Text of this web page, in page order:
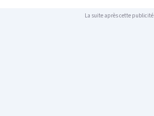
La suite après cette publicité